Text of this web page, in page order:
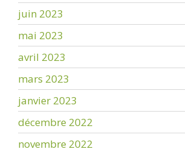
juin 2023
mai 2023
avril 2023
mars 2023
janvier 2023
décembre 2022
novembre 2022